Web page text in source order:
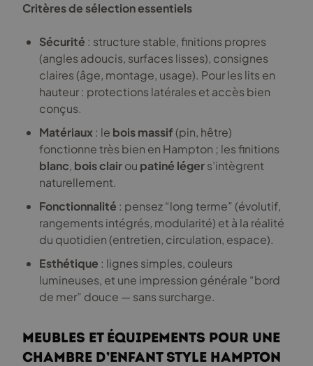
Critères de sélection essentiels
Sécurité : structure stable, finitions propres
(angles adoucis, surfaces lisses), consignes
claires (âge, montage, usage). Pour les lits en
hauteur : protections latérales et accès bien
conçus.
Matériaux: le bois massif (pin, hêtre)
fonctionne très bien en Hampton ; les finitions
blanc, bois clairou patiné légers’intègrent
naturellement.
Fonctionnalité : pensez “long terme” (évolutif,
rangements intégrés, modularité) et à la réalité
du quotidien (entretien, circulation, espace).
Esthétique : lignes simples, couleurs
lumineuses, et une impression générale “bord
de mer” douce — sans surcharge.
Meubles et équipements pour une
chambre d’enfant style Hampton